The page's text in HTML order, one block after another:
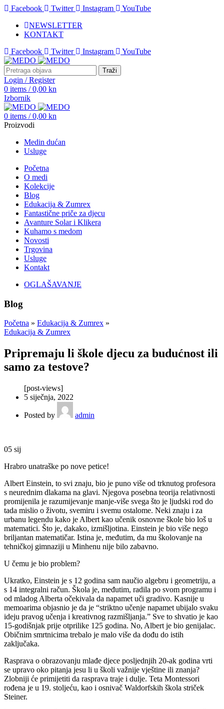
Facebook Twitter Instagram
YouTube
NEWSLETTER
KONTAKT
Facebook
Twitter Instagram YouTube
Traži
Login / Register
0 items / 0,00 kn
Izbornik
0 items / 0,00 kn
Proizvodi
Medin dućan
Usluge
Početna
O medi
Kolekcije
Blog
Edukacija & Zumrex
Fantastične priče za djecu
Avanture Solar i Klikera
Kuhamo s medom
Novosti
Trgovina
Usluge
Kontakt
OGLAŠAVANJE
Blog
Početna » Edukacija & Zumrex »
Edukacija & Zumrex
Pripremaju li škole djecu za budućnost ili
samo za testove?
[post-views]
5 siječnja, 2022
Posted by admin
05 sij
Hrabro unatraške po nove petice!
Albert Einstein, to svi znaju, bio je puno više od trknutog profesora
s neurednim dlakama na glavi. Njegova posebna teorija relativnosti
promijenila je razumijevanje manje-više svega što je ljudski rod do
tada mislio o životu, svemiru i svemu ostalome. Neki znaju i za
urbanu legendu kako je Albert kao učenik osnovne škole bio loš u
matematici. Što je, dakako, izmišljotina. Einstein je bio više nego
briljantan matematičar. Istina je, međutim, da mu školovanje na
tehničkoj gimnaziji u Minhenu nije bilo zabavno.
U čemu je bio problem?
Ukratko, Einstein je s 12 godina sam naučio algebru i geometriju, a
s 14 integralni račun. Škola je, međutim, radila po svom programu i
od mladog Alberta očekivala da napamet uči gradivo. Kasnije u
memoarima objasnio je da je “striktno učenje napamet ubijalo svaku
ideju pravog učenja i kreativnog razmišljanja.” Sve to shvatio je kao
15-godišnjak prije otprilike 125 godina. No, Albert je bio genijalac.
Običnim smrtnicima trebalo je malo više da dođu do istih
zaključaka.
Rasprava o obrazovanju mlađe djece posljednjih 20-ak godina vrti
se upravo oko pitanja jesu li u školi važnije vještine ili znanja?
Zlobniji će primijetiti da rasprava traje i dulje. Teta Montessori
rođena je u 19. stoljeću, kao i osnivač Waldorfskih škola striček
Steiner.